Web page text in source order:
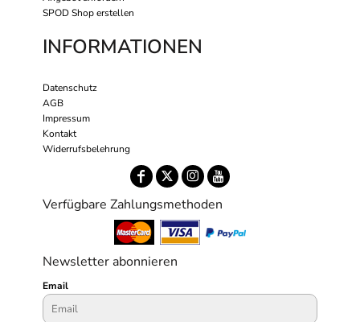
SPOD Shop erstellen
INFORMATIONEN
Datenschutz
AGB
Impressum
Kontakt
Widerrufsbelehrung
Verfügbare Zahlungsmethoden
Newsletter abonnieren
Email